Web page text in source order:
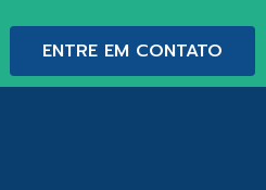
ENTRE EM CONTATO